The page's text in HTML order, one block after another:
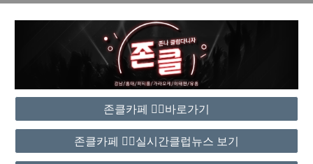
존클카페 ❤️‍🔥바로가기
존클카페 ❤️‍🔥실시간클럽뉴스 보기